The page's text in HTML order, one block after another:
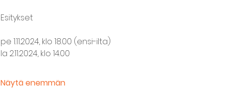
Esitykset
pe 1.11.2024, klo 18.00 (ensi-ilta)
la 2.11.2024, klo 14.00
Näytä enemmän